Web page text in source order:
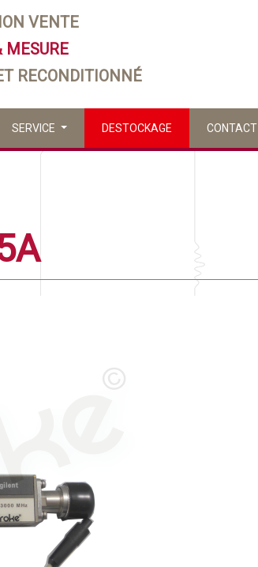
VENTE
MESURE
RECONDITIONNÉ
SERVICE DESTOCKAGE CONTACT